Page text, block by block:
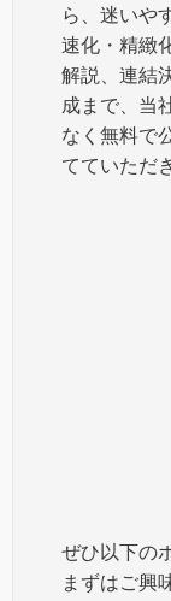
ら、迷いや
速化・精緻
解説、連結
成まで、当
なく無料で
てていただ
ぜひ以下の
まずはご興